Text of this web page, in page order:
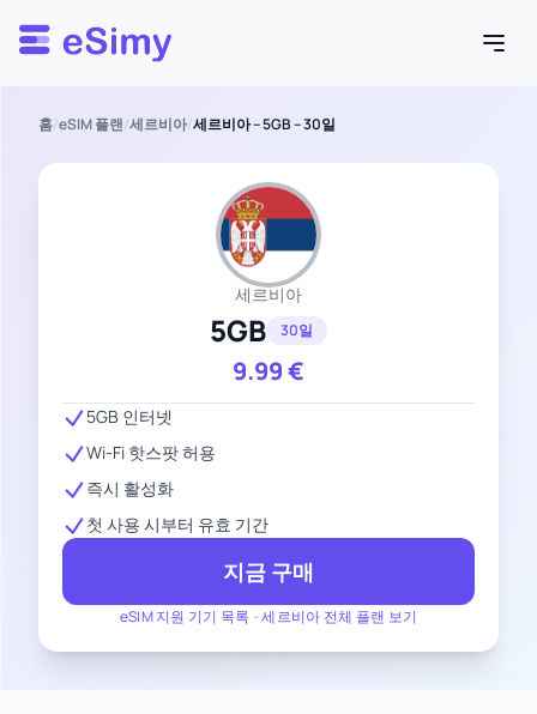
Esimy
홈/eSIM 플랜/세르비아/세르비아 – 5GB – 30일
세르비아
5GB 30일
9.99€
eSIM 지원 기기 목록 -세르비아 전체 플랜 보기
5GB 인터넷
Wi-Fi 핫스팟 허용
즉시 활성화
첫 사용 시부터 유효 기간
지금 구매